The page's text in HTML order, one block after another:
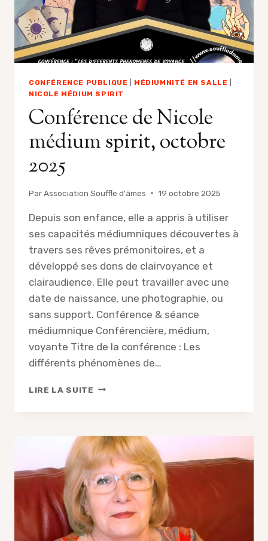
CONFÉRENCE PUBLIQUE MÉDIUMNITÉ EN SALLE
NICOLE MÉDIUM SPIRIT
Conférence de Nicole
médium spirit, octobre
2025
ParAssociation Souffle d'âmes 19 octobre 2025
Depuis son enfance, elle a appris à utiliser
ses capacités médiumniques découvertes à
travers ses rêves prémonitoires, et a
développé ses dons de clairvoyance et
clairaudience. Elle peut travailler avec une
date de naissance, une photographie, ou
sans support. Conférence & séance
médiumnique Conférencière, médium,
voyante Titre de la conférence : Les
différents phénomènes de…
LIRE LA SUITE CONFÉRENCE
SPIRIT,
OCTOBRE
2025